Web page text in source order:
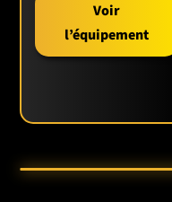
🌍 TMG INDUSTRIAL
POUR DURER
TMG Industrial
pensés pour le
performance
Voir
l’équipement